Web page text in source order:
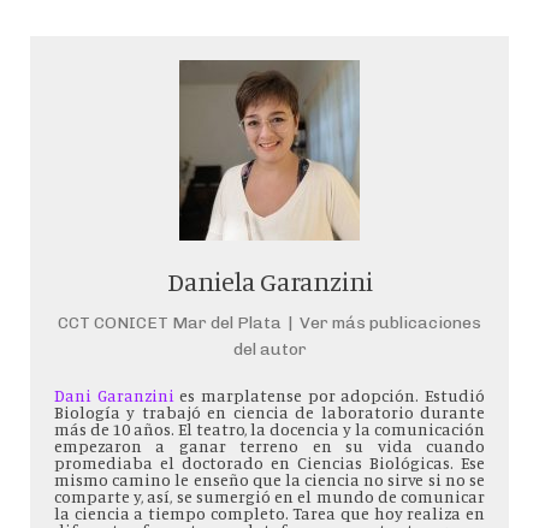
Daniela Garanzini
CCT CONICET Mar del Plata | Ver más publicaciones
del autor
Dani Garanzini es marplatense por adopción. Estudió
Biología y trabajó en ciencia de laboratorio durante
más de 10 años. El teatro, la docencia y la comunicación
empezaron a ganar terreno en su vida cuando
promediaba el doctorado en Ciencias Biológicas. Ese
mismo camino le enseño que la ciencia no sirve si no se
comparte y, así, se sumergió en el mundo de comunicar
la ciencia a tiempo completo. Tarea que hoy realiza en